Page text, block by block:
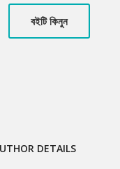
ও মুসলিম
বইটি কিনুন
DETAILS